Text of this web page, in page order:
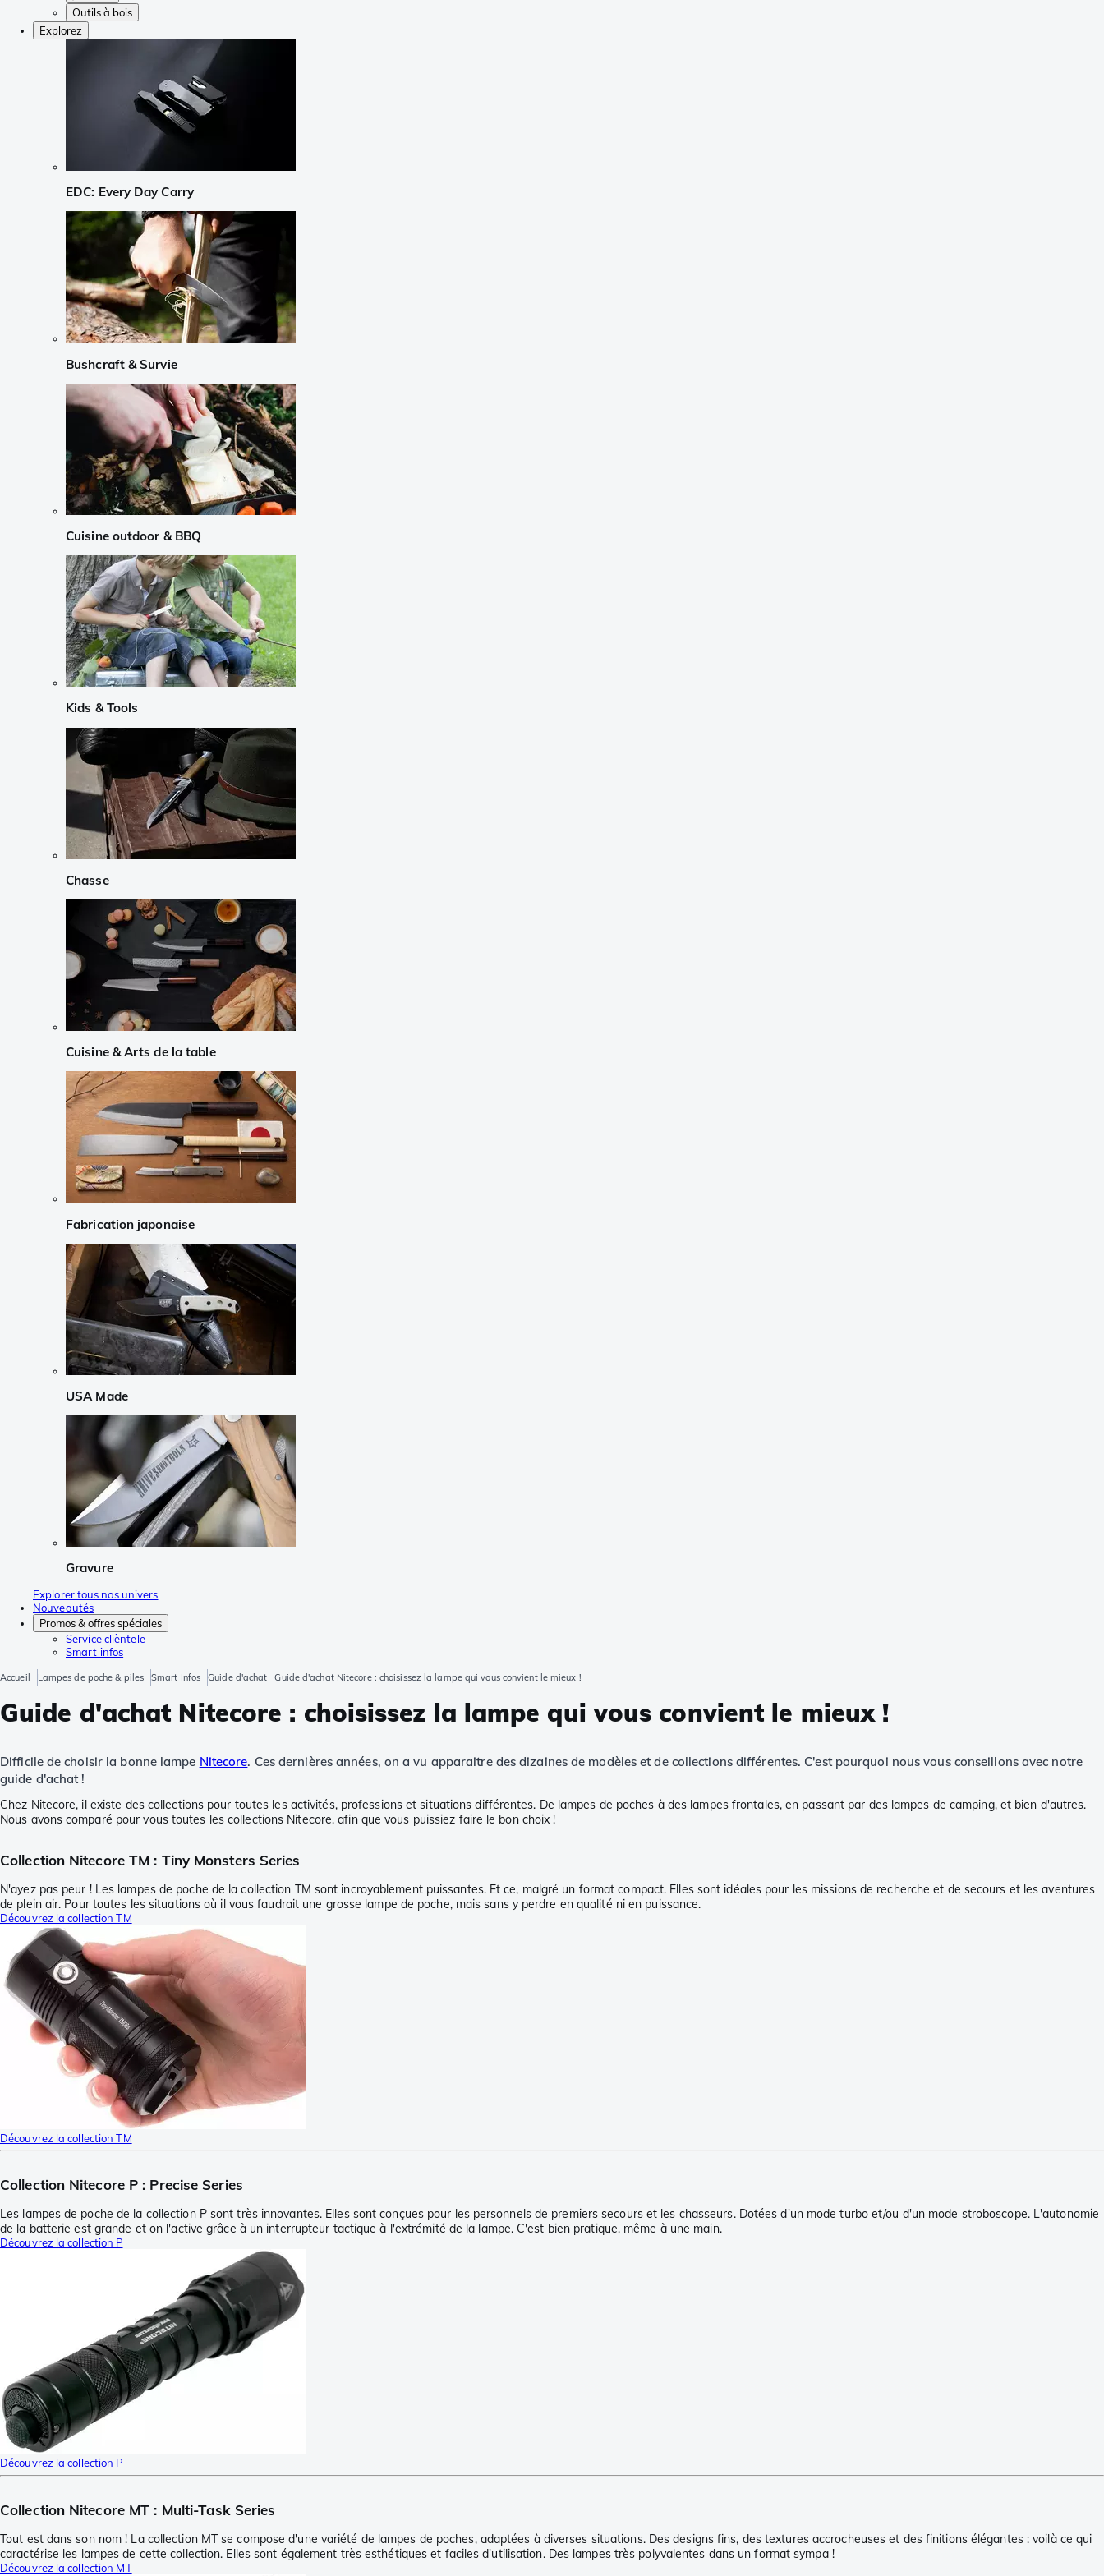
Outils à bois
Explorez
EDC: Every Day Carry
Bushcraft & Survie
Cuisine outdoor & BBQ
Kids & Tools
Chasse
Cuisine & Arts de la table
Fabrication japonaise
USA Made
Gravure
Explorer tous nos univers
Nouveautés
Promos & offres spéciales
Service clièntele
Smart infos
Accueil Lampes de poche & piles Smart Infos Guide d'achat Guide d'achat Nitecore : choisissez la lampe qui vous convient le mieux !
Guide d'achat Nitecore : choisissez la lampe qui vous convient le mieux !
Difficile de choisir la bonne lampe Nitecore. Ces dernières années, on a vu apparaitre des dizaines de modèles et de collections différentes. C'est pourquoi nous vous conseillons avec notre
guide d'achat !
Chez Nitecore, il existe des collections pour toutes les activités, professions et situations différentes. De lampes de poches à des lampes frontales, en passant par des lampes de camping, et bien d'autres.
Nous avons comparé pour vous toutes les collections Nitecore, afin que vous puissiez faire le bon choix !
Collection Nitecore TM : Tiny Monsters Series
N'ayez pas peur ! Les lampes de poche de la collection TM sont incroyablement puissantes. Et ce, malgré un format compact. Elles sont idéales pour les missions de recherche et de secours et les aventures
de plein air. Pour toutes les situations où il vous faudrait une grosse lampe de poche, mais sans y perdre en qualité ni en puissance.
Découvrez la collection TM
Découvrez la collection TM
Collection Nitecore P : Precise Series
Les lampes de poche de la collection P sont très innovantes. Elles sont conçues pour les personnels de premiers secours et les chasseurs. Dotées d'un mode turbo et/ou d'un mode stroboscope. L'autonomie
de la batterie est grande et on l'active grâce à un interrupteur tactique à l'extrémité de la lampe. C'est bien pratique, même à une main.
Découvrez la collection P
Découvrez la collection P
Collection Nitecore MT : Multi-Task Series
Tout est dans son nom ! La collection MT se compose d'une variété de lampes de poches, adaptées à diverses situations. Des designs fins, des textures accrocheuses et des finitions élégantes : voilà ce qui
caractérise les lampes de cette collection. Elles sont également très esthétiques et faciles d'utilisation. Des lampes très polyvalentes dans un format sympa !
Découvrez la collection MT